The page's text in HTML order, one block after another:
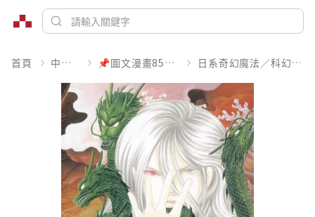
首頁 中文書 📌圖文漫畫85折起 日系奇幻魔法／科幻冒險